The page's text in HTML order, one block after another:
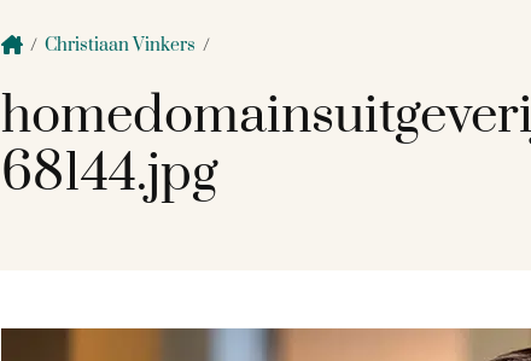
/ Christiaan Vinkers /
68144.jpg